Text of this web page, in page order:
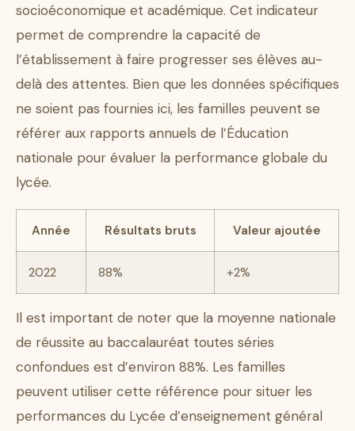
socioéconomique et académique. Cet indicateur
permet de comprendre la capacité de
l’établissement à faire progresser ses élèves au-
delà des attentes. Bien que les données spécifiques
ne soient pas fournies ici, les familles peuvent se
référer aux rapports annuels de l’Éducation
nationale pour évaluer la performance globale du
lycée.
Année Résultats bruts Valeur ajoutée
2022 88% +2%
Il est important de noter que la moyenne nationale
de réussite au baccalauréat toutes séries
confondues est d’environ 88%. Les familles
peuvent utiliser cette référence pour situer les
performances du Lycée d’enseignement général